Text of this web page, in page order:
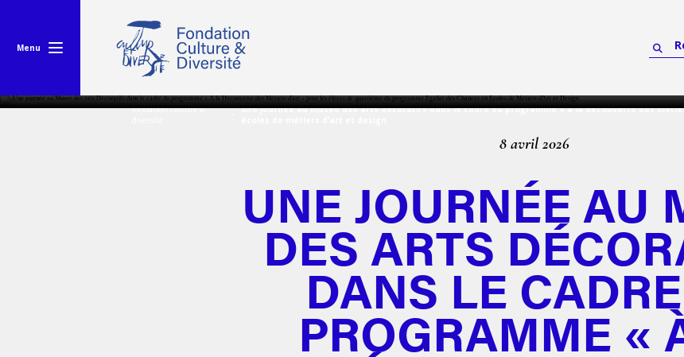
Menu
fondation culture &
une journée au musée des arts décoratifs dans le cadre du programme « à la découverte des
8 avril 2026
UNE JOURNÉE AU
DES ARTS
DANS LE
PROGRAMME «